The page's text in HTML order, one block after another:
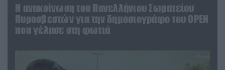
Η ανακοίνωση του Πανελλήνιου Σωματείου
Πυροσβεστών για την δημοσιογράφο του OPEN
που γέλασε στη φωτιά